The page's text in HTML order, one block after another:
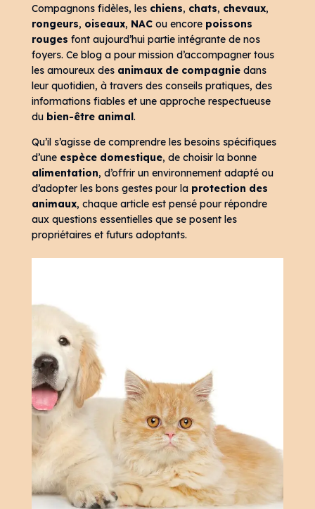
Compagnons fidèles, les chiens, chats, chevaux,
rongeurs, oiseaux, NACou encore poissons
rouges font aujourd’hui partie intégrante de nos
foyers. Ce blog a pour mission d’accompagner tous
les amoureux des animaux de compagniedans
leur quotidien, à travers des conseils pratiques, des
informations fiables et une approche respectueuse
du bien-être animal.
Qu’il s’agisse de comprendre les besoins spécifiques
d’une espèce domestique, de choisir la bonne
alimentation, d’offrir un environnement adapté ou
d’adopter les bons gestes pour la protection des
animaux, chaque article est pensé pour répondre
aux questions essentielles que se posent les
propriétaires et futurs adoptants.